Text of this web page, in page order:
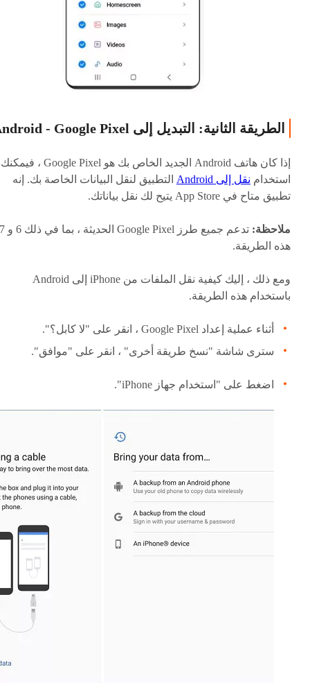
الطريقة الثانية: التبديل إلى Android - Google Pixel
إذا كان هاتف Android الجديد الخاص بك هو Google Pixel ، فيمكنك
استخدام نقل إلى Android
التطبيق لنقل البيانات الخاصة بك. إنه
تطبيق متاح في App Store يتيح لك نقل بياناتك.
ملاحظة:
هذه الطريقة.
ومع ذلك ، إليك كيفية نقل الملفات من iPhone إلى Android
باستخدام هذه الطريقة.
أثناء عملية إعداد Google Pixel ، انقر على "لا كابل؟".
سترى شاشة "نسخ طريقة أخرى" ، انقر على "موافق".
اضغط على "استخدام جهاز iPhone".